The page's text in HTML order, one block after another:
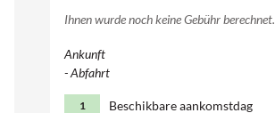
Die Wohnung liegt etwa 30 Meter vom
über zwei Einzelsofas (Platz für 2 bis 14
Kochnische mit 4-Kocher, Kühlschrank,
Ihnen wurde noch keine Gebühr berechnet.
Ankunft
- Abfahrt
1 Beschikbare aankomstdag